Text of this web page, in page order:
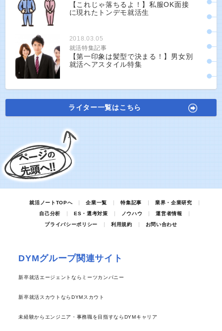
【これじゃ落ちるよ！】私服OK面接
に現れたトンデモ就活生
2018.03.05
就活特集記事
【第一印象は髪型で決まる！】男女別
就活ヘアスタイル特集
ライター一覧はこちら
就活ノートTOPへ 企業一覧 特集記事
業界・企業研究
自己分析
ES・選考対策 ノウハウ
運営者情報
プライバシーポリシー
利用規約 お問い合わせ
DYMグループ関連サイト
新卒就活エージェントならミーツカンパニー
新卒就活スカウトならDYMスカウト
未経験からエンジニア・事務職を目指すならDYMキャリア